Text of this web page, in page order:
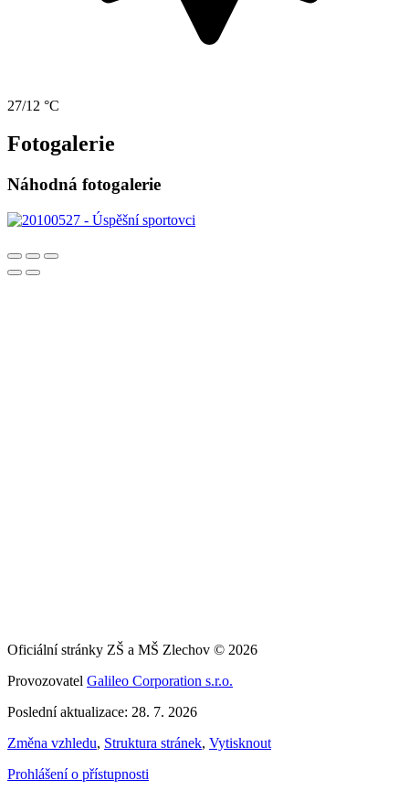
27/12 °C
Fotogalerie
Náhodná fotogalerie
Oficiální stránky ZŠ a MŠ Zlechov © 2026
Provozovatel Galileo Corporation s.r.o.
Poslední aktualizace: 28. 7. 2026
Změna vzhledu, Struktura stránek, Vytisknout
Prohlášení o přístupnosti